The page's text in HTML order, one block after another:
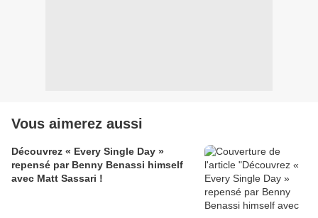
Vous aimerez aussi
Découvrez « Every Single Day »
repensé par Benny Benassi himself
avec Matt Sassari !